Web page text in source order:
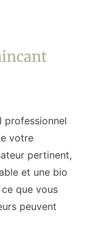
professionnel
votre
pertinent,
et une bio
que vous
peuvent